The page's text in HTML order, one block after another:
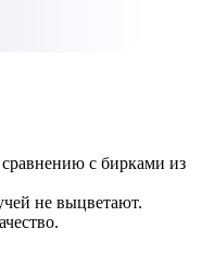
с бирками из
не выцветают.